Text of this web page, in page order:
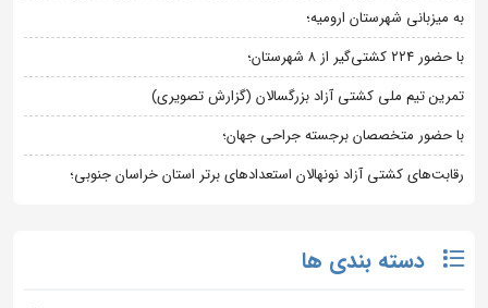
به میزبانی شهرستان ارومیه؛
با حضور ۲۲۴ کشتی‌گیر از ۸ شهرستان؛
تمرین تیم ملی کشتی آزاد بزرگسالان (گزارش تصویری)
با حضور متخصصان برجسته جراحی جهان؛
رقابت‌های کشتی آزاد نونهالان استعدادهای برتر استان خراسان جنوبی؛
دسته بندی ها